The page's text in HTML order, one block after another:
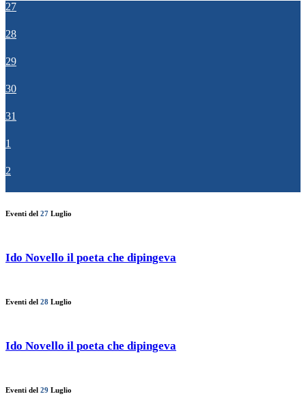
27
28
29
30
31
1
2
Eventi del 27 Luglio
Ido Novello il poeta che dipingeva
Eventi del 28 Luglio
Ido Novello il poeta che dipingeva
Eventi del 29 Luglio